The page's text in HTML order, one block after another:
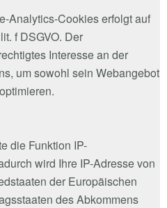
Analytics-Cookies erfolgt auf
f DSGVO. Der
Interesse an der
um sowohl sein Webangebot
die Funktion IP-
wird Ihre IP-Adresse von
der Europäischen
des Abkommens